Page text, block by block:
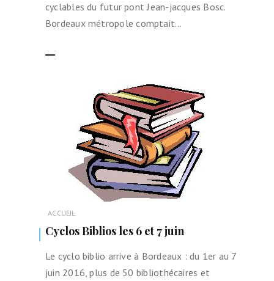
cyclables du futur pont Jean-jacques Bosc.
Bordeaux métropole comptait…
ACCUEIL
Cyclos Biblios les 6 et 7 juin
Le cyclo biblio arrive à Bordeaux : du 1er au 7
juin 2016, plus de 50 bibliothécaires et